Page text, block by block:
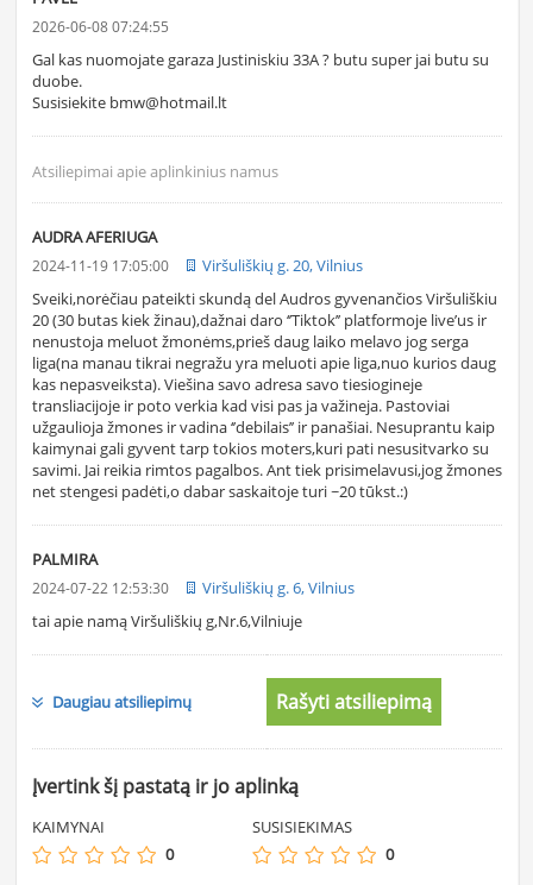
2026-06-08 07:24:55
Gal kas nuomojate garaza Justiniskiu 33A ? butu super jai butu su
duobe.
Susisiekite bmw@hotmail.lt
Atsiliepimai apie aplinkinius namus
AUDRA AFERIUGA
2024-11-19 17:05:00
Viršuliškių g. 20, Vilnius
Sveiki,norėčiau pateikti skundą del Audros gyvenančios Viršuliškiu
20 (30 butas kiek žinau),dažnai daro ‘’Tiktok’’ platformoje live’us ir
nenustoja meluot žmonėms,prieš daug laiko melavo jog serga
liga(na manau tikrai negražu yra meluoti apie liga,nuo kurios daug
kas nepasveiksta). Viešina savo adresa savo tiesiogineje
transliacijoje ir poto verkia kad visi pas ja važineja. Pastoviai
užgaulioja žmones ir vadina ‘’debilais’’ ir panašiai. Nesuprantu kaip
kaimynai gali gyvent tarp tokios moters,kuri pati nesusitvarko su
savimi. Jai reikia rimtos pagalbos. Ant tiek prisimelavusi,jog žmones
net stengesi padėti,o dabar saskaitoje turi ~20 tūkst.:)
PALMIRA
2024-07-22 12:53:30
Viršuliškių g. 6, Vilnius
tai apie namą Viršuliškių g,Nr.6,Vilniuje
Daugiau atsiliepimų Rašyti atsiliepimą
Įvertink šį pastatą ir jo aplinką
KAIMYNAI
0
SUSISIEKIMAS
0